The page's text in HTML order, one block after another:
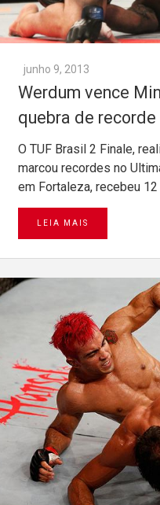
junho 9, 2013
Werdum vence
quebra de
O TUF Brasil 2 Finale,
marcou recordes no
em Fortaleza, recebeu
LEIA MAIS